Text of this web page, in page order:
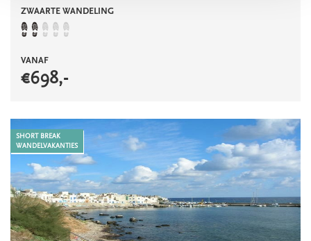
ZWAARTE WANDELING
VANAF
€698,-
SHORT BREAK
WANDELVAKANTIES